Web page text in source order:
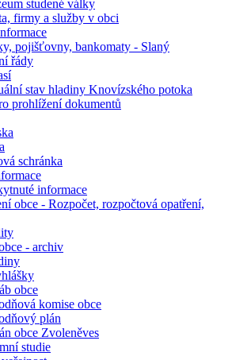
studené války
firmy a služby v obci
pojišťovny, bankomaty - Slaný
řády
stav hladiny Knovízského potoka
prohlížení dokumentů
schránka
informace
obce - Rozpočet, rozpočtová opatření,
- archiv
obce
komise obce
plán
obce Zvoleněves
studie